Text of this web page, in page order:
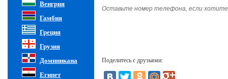
Венгрия
Гамбия
Греция
Грузия
Доминикана
Египет
Оставьте номер телефона, если
Поделитесь с друзьями: